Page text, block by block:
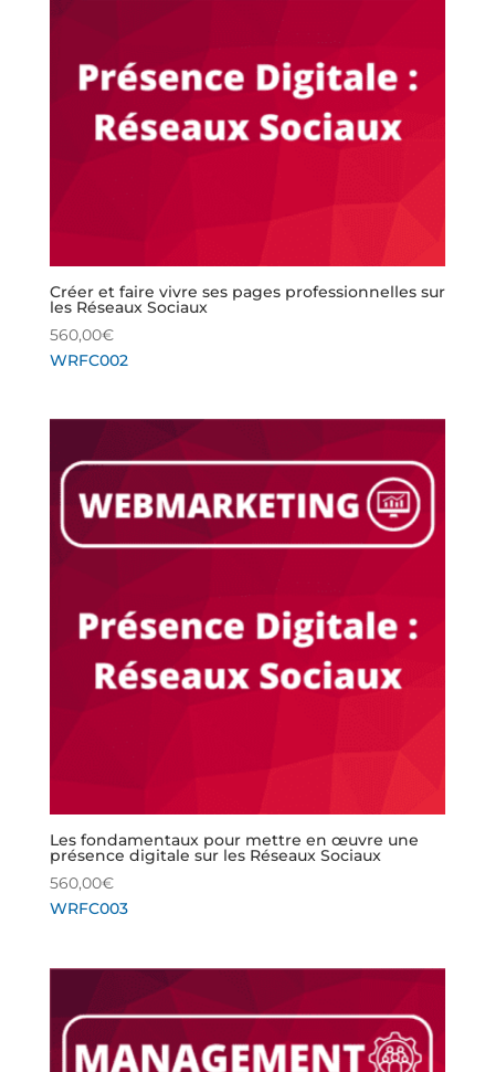
Créer et faire vivre ses pages professionnelles sur
les Réseaux Sociaux
560,00€
WRFC002
Les fondamentaux pour mettre en œuvre une
présence digitale sur les Réseaux Sociaux
560,00€
WRFC003